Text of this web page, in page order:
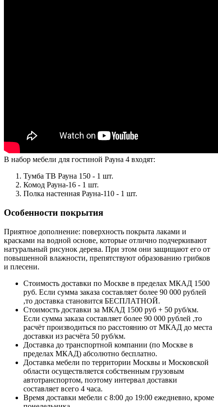
В набор мебели для гостиной Рауна 4 входят:
Тумба ТВ Рауна 150 - 1 шт.
Комод Рауна-16 - 1 шт.
Полка настенная Рауна-110 - 1 шт.
Особенности покрытия
Приятное дополнение: поверхность покрыта лаками и
красками на водной основе, которые отлично подчеркивают
натуральный рисунок дерева. При этом они защищают его от
повышенной влажности, препятствуют образованию грибков
и плесени.
Стоимость доставки по Москве в пределах МКАД 1500
руб. Если сумма заказа составляет более 90 000 рублей
,то доставка становится БЕСПЛАТНОЙ.
Стоимость доставки за МКАД 1500 руб + 50 руб/км.
Если сумма заказа составляет более 90 000 рублей ,то
расчёт производиться по расстоянию от МКАД до места
доставки из расчёта 50 руб/км.
Доставка до транспортной компании (по Москве в
пределах МКАД) абсолютно бесплатно.
Доставка мебели по территории Москвы и Московской
области осуществляется собственным грузовым
автотранспортом, поэтому интервал доставки
составляет всего 4 часа.
Время доставки мебели с 8:00 до 19:00 ежедневно, кроме